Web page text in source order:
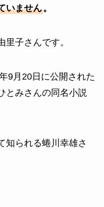
いません。
里子さんです。
9月20日に公開された
とみさんの同名小説
知られる蜷川幸雄さ